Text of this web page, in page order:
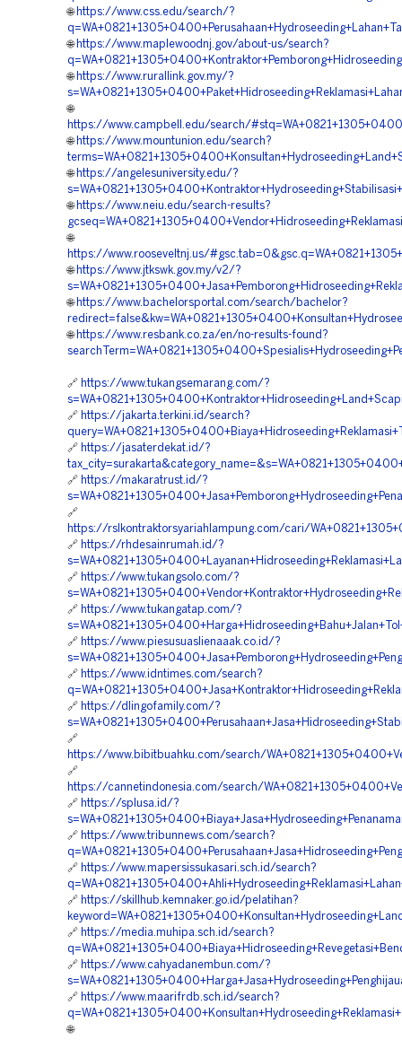
🌐 https://www.css.edu/search/?
🌐 https://www.maplewoodnj.gov/about-us/search?
🌐 https://www.rurallink.gov.my/?
🌐
https://www.campbell.edu/search/
🌐 https://www.mountunion.edu/search?
🌐 https://angelesuniversity.edu/?
🌐 https://www.neiu.edu/search-results?
🌐
https://www.rooseveltnj.us/
🌐 https://www.jtkswk.gov.my/v2/?
🌐 https://www.bachelorsportal.com/search/bachelor?
🌐 https://www.resbank.co.za/en/no-results-found?
🔗 https://www.tukangsemarang.com/?
🔗 https://jakarta.terkini.id/search?
🔗 https://jasaterdekat.id/?
🔗 https://makaratrust.id/?
🔗
https://rslkontraktorsyariahlampung.com/cari/
🔗 https://rhdesainrumah.id/?
🔗 https://www.tukangsolo.com/?
🔗 https://www.tukangatap.com/?
🔗 https://www.piesusuaslienaaak.co.id/?
🔗 https://www.idntimes.com/search?
🔗 https://dlingofamily.com/?
🔗
https://www.bibitbuahku.com/search/
🔗
https://cannetindonesia.com/search/
🔗 https://splusa.id/?
🔗 https://www.tribunnews.com/search?
🔗 https://www.mapersissukasari.sch.id/search?
🔗 https://skillhub.kemnaker.go.id/pelatihan?
🔗 https://media.muhipa.sch.id/search?
🔗 https://www.cahyadanembun.com/?
🔗 https://www.maarifrdb.sch.id/search?
🌐